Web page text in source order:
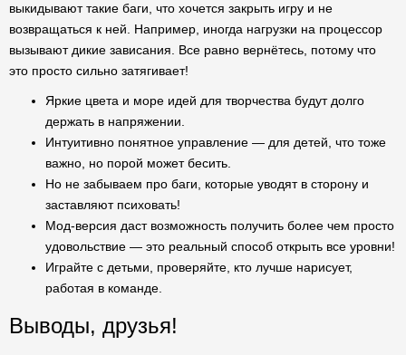
выкидывают такие баги, что хочется закрыть игру и не
возвращаться к ней. Например, иногда нагрузки на процессор
вызывают дикие зависания. Все равно вернётесь, потому что
это просто сильно затягивает!
Яркие цвета и море идей для творчества будут долго
держать в напряжении.
Интуитивно понятное управление — для детей, что тоже
важно, но порой может бесить.
Но не забываем про баги, которые уводят в сторону и
заставляют психовать!
Мод-версия даст возможность получить более чем просто
удовольствие — это реальный способ открыть все уровни!
Играйте с детьми, проверяйте, кто лучше нарисует,
работая в команде.
Выводы, друзья!